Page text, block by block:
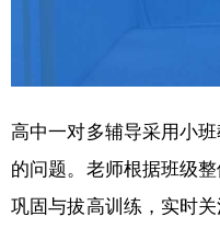
高中一对多辅导采用小
的问题。老师根据班级
巩固与拔高训练，实时